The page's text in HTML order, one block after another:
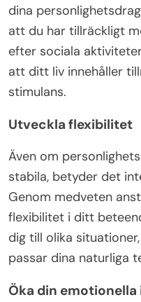
dina
att du har tillräckligt
efter sociala
att ditt liv innehåller
stimulans.
Utveckla flexibilitet
Även om
stabila, betyder det
Genom medveten
flexibilitet i ditt
dig till olika
passar dina naturliga
Öka din